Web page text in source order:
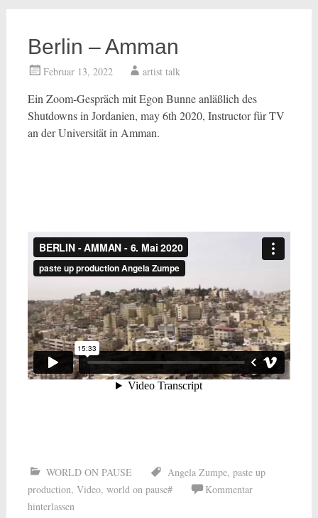
Berlin – Amman
Februar 13, 2022 artist talk
Ein Zoom-Gespräch mit Egon Bunne anläßlich des
Shutdowns in Jordanien, may 6th 2020, Instructor für TV
an der Universität in Amman.
WORLD ON PAUSE Angela Zumpe, paste up
production, Video, world on pause#
Kommentar
hinterlassen